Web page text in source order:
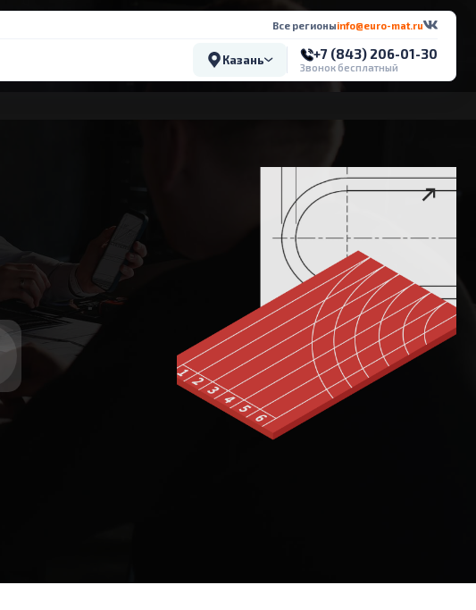
Все регионыinfo@euro-mat.ru
Казань +7 (843) 206-01-30
Звонок бесплатный